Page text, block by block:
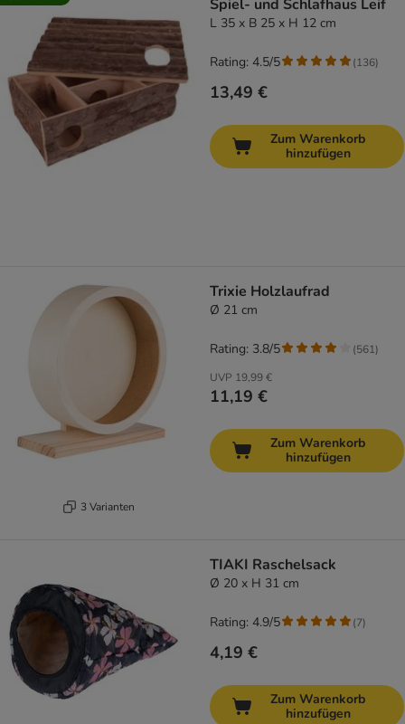
Spiel- und Schlafhaus Leif
L 35 x B 25 x H 12 cm
13,49 €
Rating: 4.5/5 (136)
Zum Warenkorb
hinzufügen
3 Varianten
Trixie Holzlaufrad
Ø 21 cm
UVP 19,99 €
11,19 €
Rating: 3.8/5 (561)
Zum Warenkorb
hinzufügen
TIAKI Raschelsack
Ø 20 x H 31 cm
4,19 €
Rating: 4.9/5 (7)
Zum Warenkorb
hinzufügen